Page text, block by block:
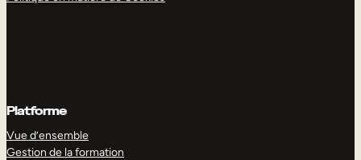
Platforme
Vue d’ensemble
Gestion de la formation